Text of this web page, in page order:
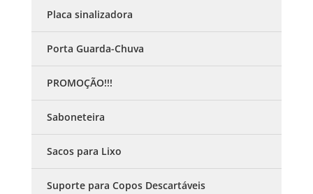
Placa sinalizadora
Porta Guarda-Chuva
PROMOÇÃO!!!
Saboneteira
Sacos para Lixo
Suporte para Copos Descartáveis